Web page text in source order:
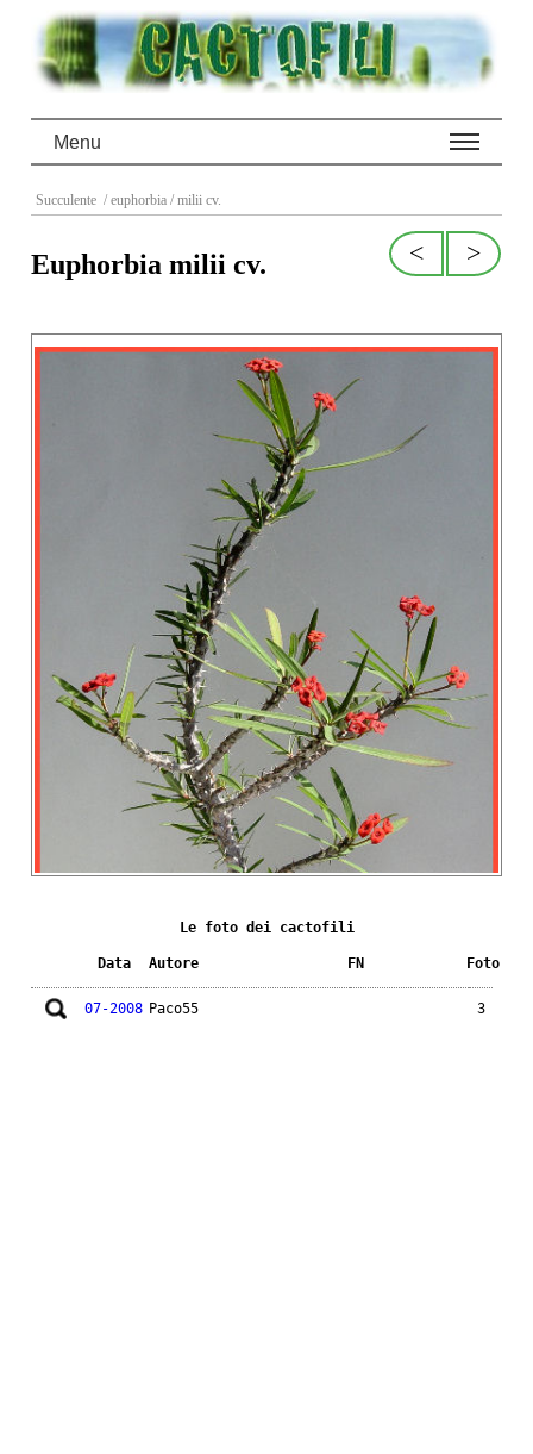
Menu
Succulente / euphorbia / milii cv.
>
<
Euphorbia milii cv.
Le foto dei cactofili
Data Autore FN Foto
07-2008 Paco55 3